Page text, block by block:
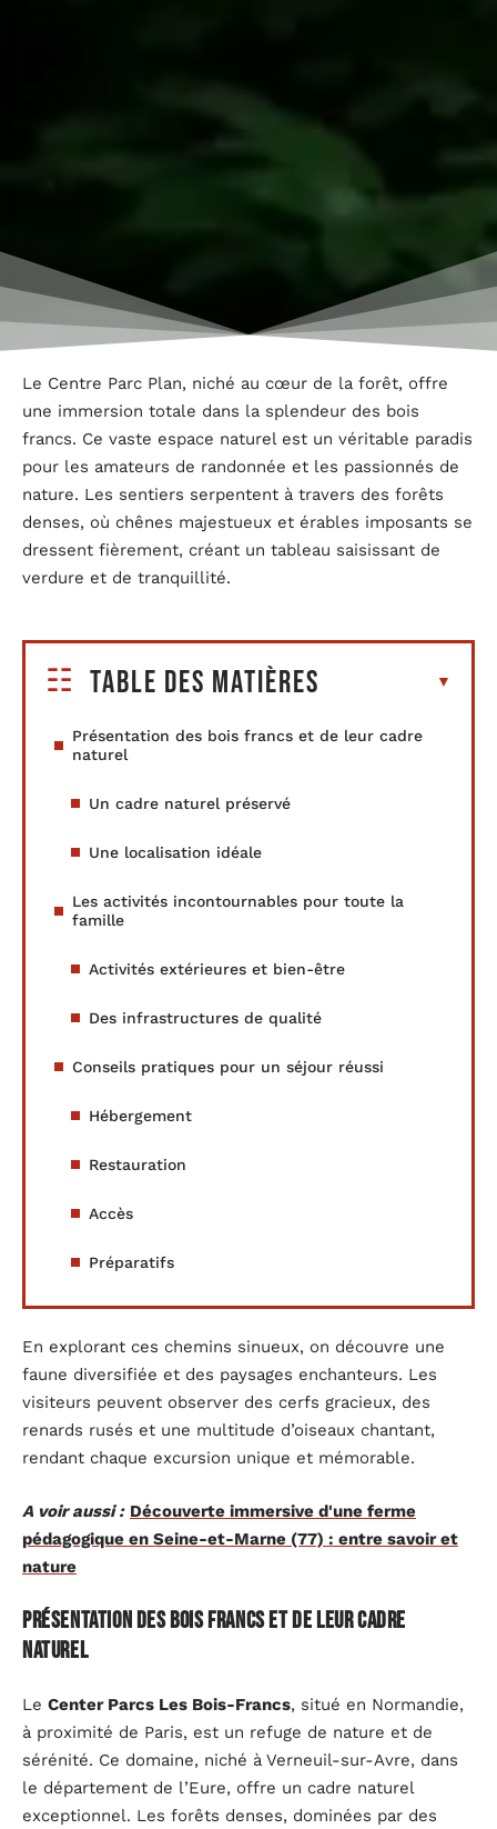
Le Centre Parc Plan, niché au cœur de la forêt, offre
une immersion totale dans la splendeur des bois
francs. Ce vaste espace naturel est un véritable paradis
pour les amateurs de randonnée et les passionnés de
nature. Les sentiers serpentent à travers des forêts
denses, où chênes majestueux et érables imposants se
dressent fièrement, créant un tableau saisissant de
verdure et de tranquillité.
Table des matières
Présentation des bois francs et de leur cadre
naturel
Un cadre naturel préservé
Une localisation idéale
Les activités incontournables pour toute la
famille
Activités extérieures et bien-être
Des infrastructures de qualité
Conseils pratiques pour un séjour réussi
Hébergement
Restauration
Accès
Préparatifs
En explorant ces chemins sinueux, on découvre une
faune diversifiée et des paysages enchanteurs. Les
visiteurs peuvent observer des cerfs gracieux, des
renards rusés et une multitude d’oiseaux chantant,
rendant chaque excursion unique et mémorable.
A voir aussi : Découverte immersive d'une ferme
pédagogique en Seine-et-Marne (77) : entre savoir et
nature
Présentation des bois francs et de leur cadre
naturel
Le Center Parcs Les Bois-Francs, situé en Normandie,
à proximité de Paris, est un refuge de nature et de
sérénité. Ce domaine, niché à Verneuil-sur-Avre, dans
le département de l’Eure, offre un cadre naturel
exceptionnel. Les forêts denses, dominées par des